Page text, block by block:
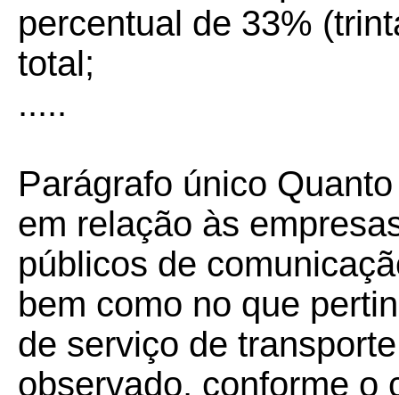
percentual de 33%
total;
.....
Parágrafo único
em relação às
públicos de
bem como no que
de serviço de
observado, conforme o